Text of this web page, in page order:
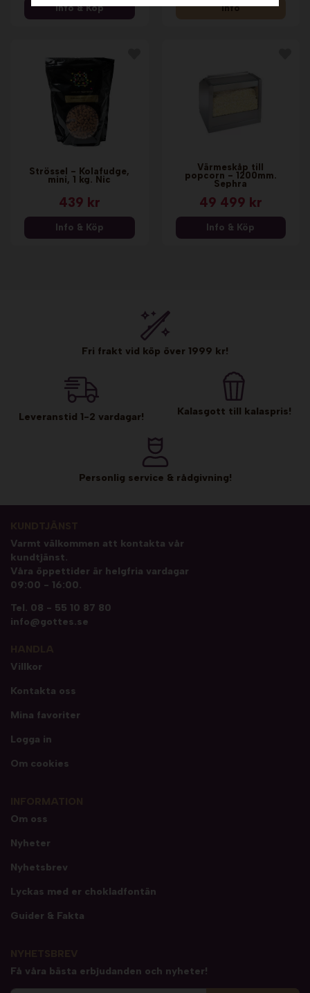
Info & Köp Info
Strössel - Kolafudge,
mini, 1 kg. Nic
439 kr
Info & Köp
Värmeskåp till
popcorn - 1200mm.
Sephra
49 499 kr
Info & Köp
Fri frakt vid köp över 1999 kr!
Leveranstid 1-2 vardagar! Kalasgott till kalaspris!
Personlig service & rådgivning!
Varmt välkommen att kontakta vår
kundtjänst.
Våra öppettider är helgfria vardagar
09:00 - 16:00.
Tel. 08 - 55 10 87 80
info@gottes.se
Villkor
Kontakta oss
Mina favoriter
Logga in
Om cookies
Om oss
Nyheter
Nyhetsbrev
Lyckas med er chokladfontän
Guider & Fakta
Få våra bästa erbjudanden och nyheter!